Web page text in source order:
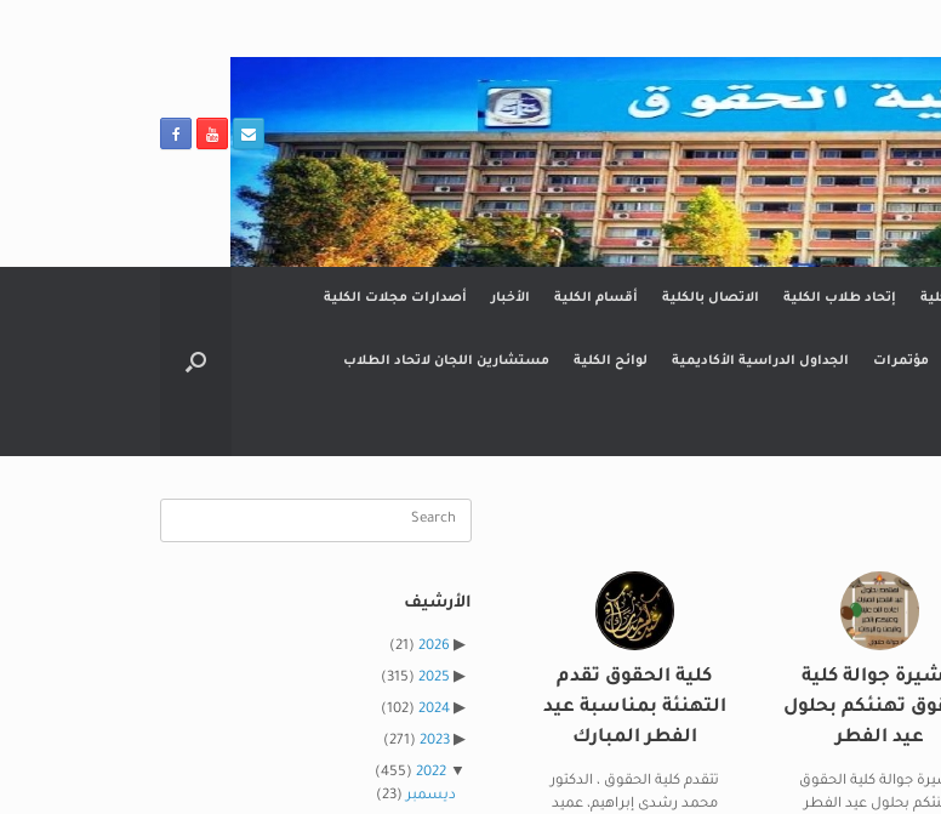
إتحاد طلاب الكلية الاتصال بالكلية أقسام الكلية الأخبار أصدارات مجلات الكلية
مؤتمرات الجداول الدراسية الأكاديمية لوائح الكلية مستشارين اللجان لاتحاد الطلاب
جوالة كلية
تهنئكم بحلول
عيد الفطر
جوالة كلية الحقوق
بحلول عيد الفطر
كلية الحقوق تقدم
التهنئة بمناسبة عيد
الفطر المبارك
تتقدم كلية الحقوق ، الدكتور
محمد رشدى إبراهيم، عميد
Search
الأرشيف
2026
(21)
2025
(315)
2024
(102)
2023
(271)
2022
(455)
ديسمبر(23)